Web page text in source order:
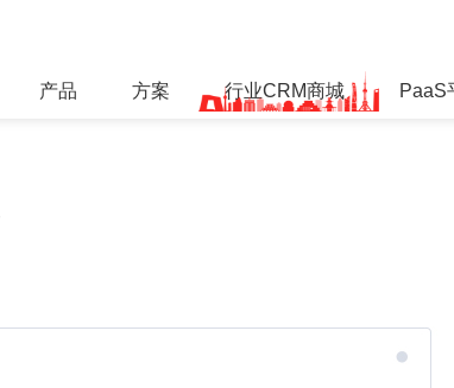
产品 方案 行业CRM商城 PaaS